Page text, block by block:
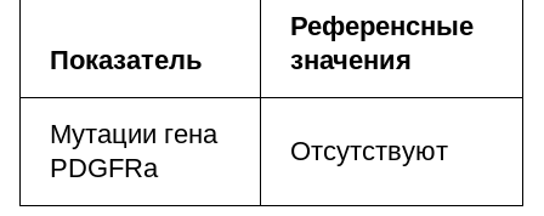
Показатель
Референсные
значения
Мутации гена
PDGFRa
Отсутствуют